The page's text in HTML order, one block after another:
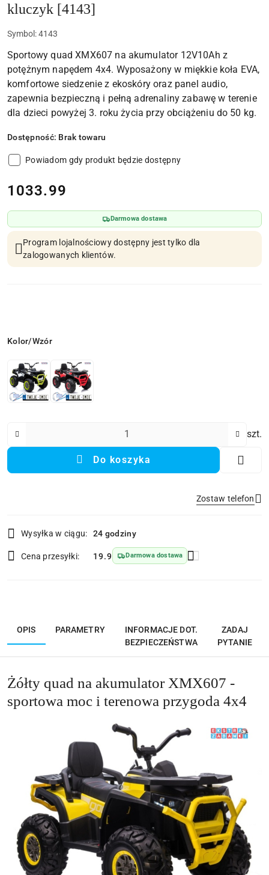
kluczyk [4143]
Symbol:4143
Sportowy quad XMX607 na akumulator 12V10Ah z
potężnym napędem 4x4. Wyposażony w miękkie koła EVA,
komfortowe siedzenie z ekoskóry oraz panel audio,
zapewnia bezpieczną i pełną adrenaliny zabawę w terenie
dla dzieci powyżej 3. roku życia przy obciążeniu do 50 kg.
Dostępność: Brak towaru
Powiadom gdy produkt będzie dostępny
cena:
1033.99
Darmowa dostawa
Program lojalnościowy dostępny jest tylko dla
zalogowanych klientów.
Wariant
Kolor/Wzór
szt.
Do koszyka
Zostaw telefon
Wyślij
i
dostawa
Wysyłka w ciągu: 24 godziny
Cena przesyłki: 19.9 Darmowa dostawa
OPIS PARAMETRY
INFORMACJE DOT.
BEZPIECZEŃSTWA
ZADAJ
PYTANIE
Żółty quad na akumulator XMX607 -
sportowa moc i terenowa przygoda 4x4